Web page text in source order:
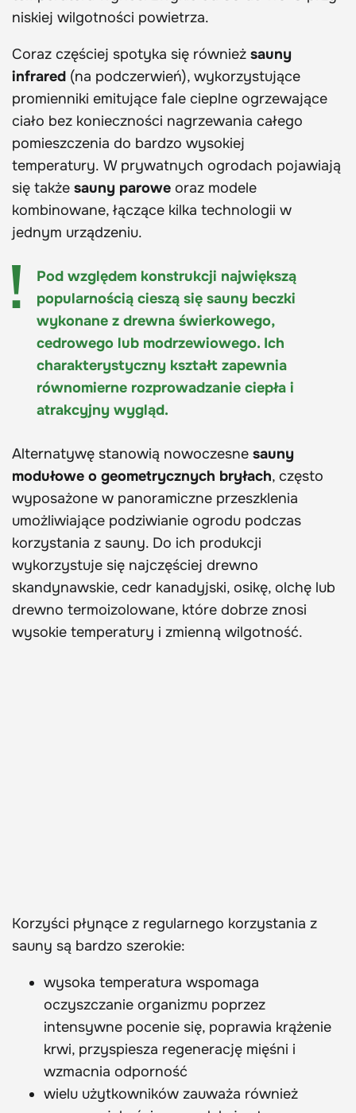
niskiej wilgotności powietrza.
Coraz częściej spotyka się również sauny
infrared (na podczerwień), wykorzystujące
promienniki emitujące fale cieplne ogrzewające
ciało bez konieczności nagrzewania całego
pomieszczenia do bardzo wysokiej
temperatury. W prywatnych ogrodach pojawiają
się także sauny parowe oraz modele
kombinowane, łączące kilka technologii w
jednym urządzeniu.
Pod względem konstrukcji największą
popularnością cieszą się sauny beczki
wykonane z drewna świerkowego,
cedrowego lub modrzewiowego. Ich
charakterystyczny kształt zapewnia
równomierne rozprowadzanie ciepła i
atrakcyjny wygląd.
Alternatywę stanowią nowoczesne sauny
modułowe o geometrycznych bryłach, często
wyposażone w panoramiczne przeszklenia
umożliwiające podziwianie ogrodu podczas
korzystania z sauny. Do ich produkcji
wykorzystuje się najczęściej drewno
skandynawskie, cedr kanadyjski, osikę, olchę lub
drewno termoizolowane, które dobrze znosi
wysokie temperatury i zmienną wilgotność.
Korzyści płynące z regularnego korzystania z
sauny są bardzo szerokie:
wysoka temperatura wspomaga
oczyszczanie organizmu poprzez
intensywne pocenie się, poprawia krążenie
krwi, przyspiesza regenerację mięśni i
wzmacnia odporność
wielu użytkowników zauważa również